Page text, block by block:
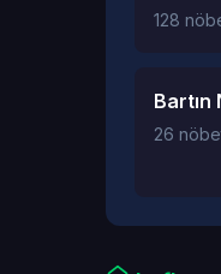
128
Bartın
26